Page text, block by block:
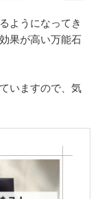
ようになってき
果が高い万能石
いますので、気